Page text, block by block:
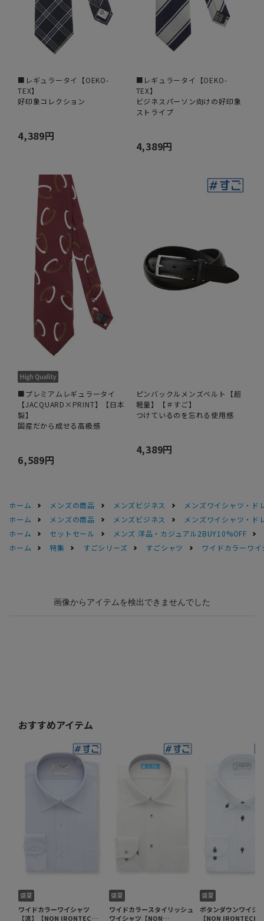
■レギュラータイ【OEKO-
TEX】
好印象コレクション
4,389円
■レギュラータイ【OEKO-
TEX】
ビジネスパーソン向けの好印象
ストライプ
4,389円
■プレミアムレギュラータイ
【JACQUARD×PRINT】【日本
製】
国産だから成せる高級感
6,589円
ピンバックルメンズベルト【超
軽量】【＃すご】
つけているのを忘れる使用感
4,389円
ホーム メンズの商品 メンズビジネス
メンズワイシャツ・ド
ホーム
メンズの商品 メンズビジネス
メンズワイシャツ・ド
ホーム
セットセール
メンズ 洋品・カジュアル2BUY10%OFF
ホーム
特集 すごシリーズ すごシャツ ワイドカラーワ